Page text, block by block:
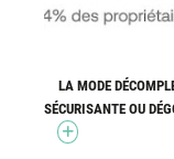
LA MODE
SÉCURISANTE OU